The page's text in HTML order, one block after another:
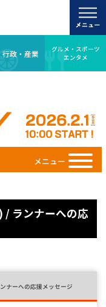
行政・産業
グルメ・スポーツ
エンタメ
メニュー
/ ランナーへの応
ナーへの応援メッセージ